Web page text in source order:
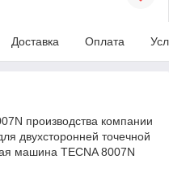
Доставка Оплата
производства компании
двухсторонней точечной
машина TECNA 8007N